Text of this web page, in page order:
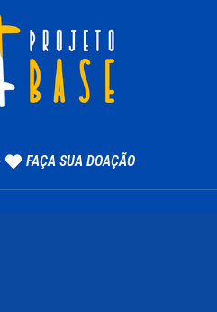
FAÇA SUA DOAÇÃO